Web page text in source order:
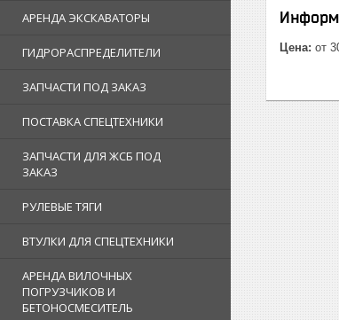
АРЕНДА ЭКСКАВАТОРЫ
ГИДРОРАСПРЕДЕЛИТЕЛИ
ЗАПЧАСТИ ПОД ЗАКАЗ
ПОСТАВКА СПЕЦТЕХНИКИ
ЗАПЧАСТИ ДЛЯ ЖСБ ПОД
ЗАКАЗ
РУЛЕВЫЕ ТЯГИ
ВТУЛКИ ДЛЯ СПЕЦТЕХНИКИ
АРЕНДА ВИЛОЧНЫХ
ПОГРУЗЧИКОВ И
БЕТОНОСМЕСИТЕЛЬ
Цена: от